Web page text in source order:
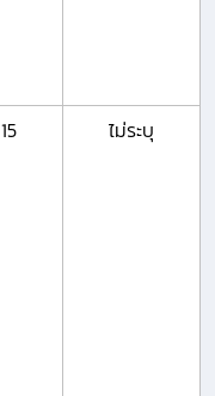
15 ไม่ระบุ